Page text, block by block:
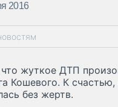
2016
жуткое ДТП
Кошевого. К счастью,
без жертв.